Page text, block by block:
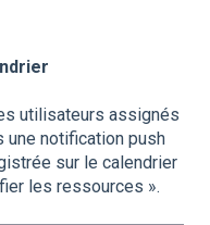
utilisateurs assignés
une notification push
sur le calendrier
les ressources ».